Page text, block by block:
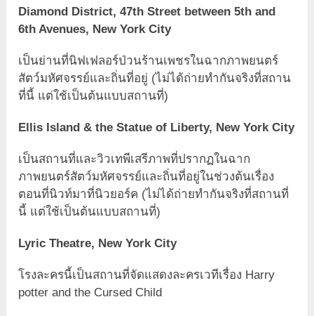
Diamond District, 47th Street between 5th and
6th Avenues, New York City
เป็นย่านที่นิฟเฟลอร์ป่วนร้านเพชรในฉากภาพยนตร์
สัตว์มหัศจรรย์และถิ่นที่อยู่ (ไม่ได้ถ่ายทำกันจริงที่สถาน
ที่นี้ แต่ใช้เป็นต้นแบบสถานที่)
Ellis Island & the Statue of Liberty, New York City
เป็นสถานที่และวิวเทพีเสรีภาพที่ปรากฏในฉาก
ภาพยนตร์สัตว์มหัศจรรย์และถิ่นที่อยู่ในช่วงต้นเรื่อง
ตอนที่นิวท์มาที่นิวยอร์ค (ไม่ได้ถ่ายทำกันจริงที่สถานที่
นี้ แต่ใช้เป็นต้นแบบสถานที่)
Lyric Theatre, New York City
โรงละครนี้เป็นสถานที่จัดแสดงละครเวทีเรื่อง Harry
potter and the Cursed Child